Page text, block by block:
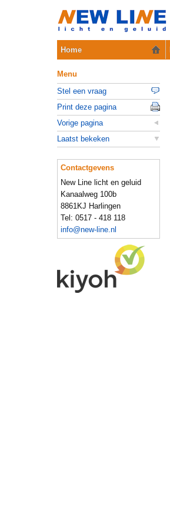
Home
Menu
Stel een vraag
Print deze pagina
Vorige pagina
Laatst bekeken
Contactgevens
New Line licht en geluid
Kanaalweg 100b
8861KJ Harlingen
Tel: 0517 - 418 118
info@new-line.nl